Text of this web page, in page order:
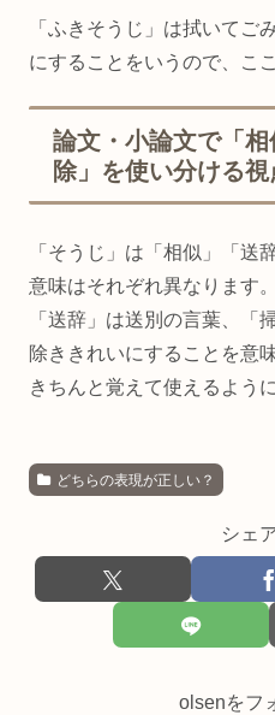
「ふきそうじ」は拭いてご
にすることをいうので、こ
論文・小論文で「
除」を使い分ける視
「そうじ」は「相似」「送
意味はそれぞれ異なります
「送辞」は送別の言葉、「
除ききれいにすることを意
きちんと覚えて使えるよう
どちらの表現が正しい？
シェ
olsenをフ